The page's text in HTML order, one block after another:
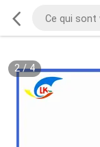
2/4